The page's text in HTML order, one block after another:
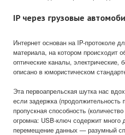
IP через грузовые
Интернет основан на IP-протоколе
материала, на котором происходит
оптические каналы,
описано в юмористическом
Эта первоапрельская шутка нас
если задержка (продолжительность
пропускная способность
огромна: USB-ключ содержит
перемещение данных — разумный